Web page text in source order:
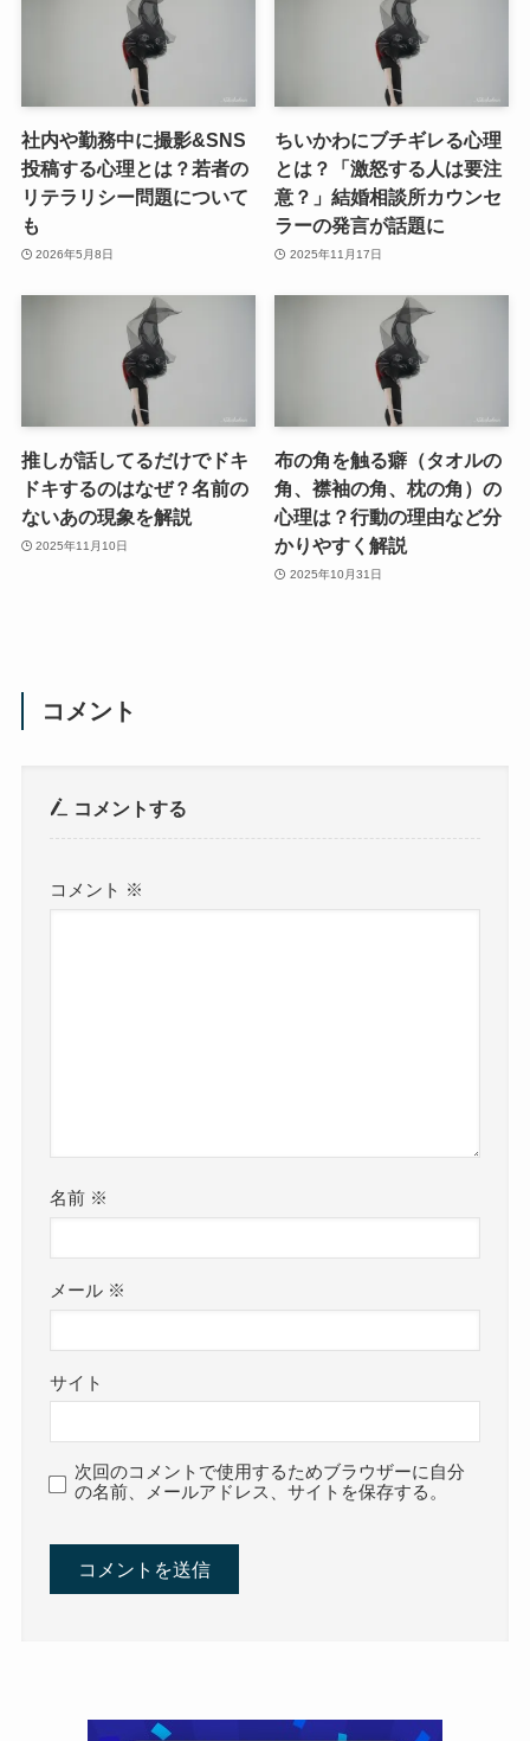
社内や勤務中に撮影&SNS
投稿する心理とは？若者の
リテラリシー問題について
も
2026年5月8日
ちいかわにブチギレる心理
とは？「激怒する人は要注
意？」結婚相談所カウンセ
ラーの発言が話題に
2025年11月17日
推しが話してるだけでドキ
ドキするのはなぜ？名前の
ないあの現象を解説
2025年11月10日
布の角を触る癖（タオルの
角、襟袖の角、枕の角）の
心理は？行動の理由など分
かりやすく解説
2025年10月31日
コメント
コメントする
コメント ※
名前 ※
メール ※
サイト
次回のコメントで使用するためブラウザーに自分
の名前、メールアドレス、サイトを保存する。